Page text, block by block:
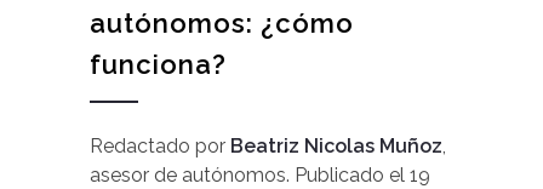
autónomos: ¿cómo
funciona?
Redactado por Beatriz Nicolas Muñoz,
asesor de autónomos. Publicado el 19